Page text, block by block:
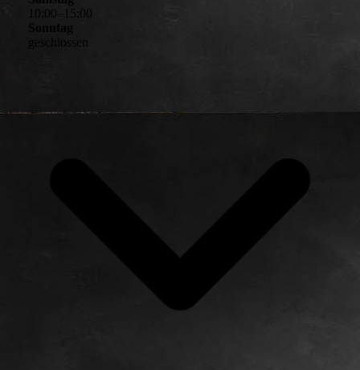
10:00 15:00
Sonntag
geschlossen